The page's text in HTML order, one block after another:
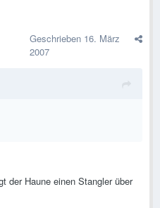
Geschrieben 16. März
2007
der Haune einen Stangler über